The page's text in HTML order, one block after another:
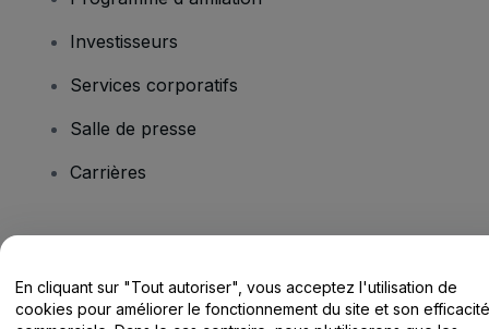
Investisseurs
Services corporatifs
Salle de presse
Carrières
Centre d'assistance / Nous contacter
En cliquant sur "Tout autoriser", vous acceptez l'utilisation de
cookies pour améliorer le fonctionnement du site et son efficacité